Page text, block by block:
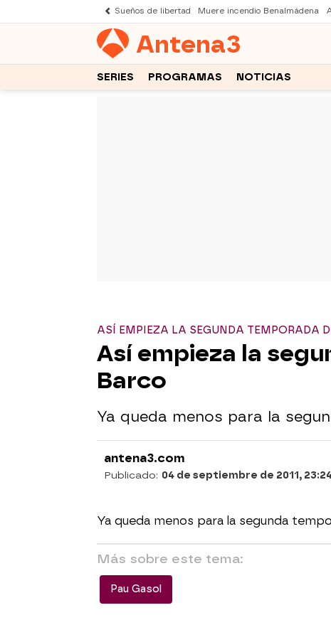
Sueños de libertad Muere incendio Benalmádena
Antena3
SERIES PROGRAMAS NOTICIAS
ASÍ EMPIEZA LA SEGUNDA TEMPORADA
Así empieza la
Barco
Ya queda menos para la
antena3.com
Publicado: 04 de septiembre de 2011,
Ya queda menos para la segunda
Más sobre este tema:
Pau Gasol